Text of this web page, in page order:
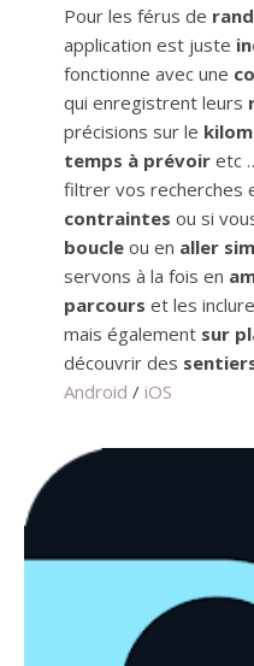
Pour les férus de
application est juste
fonctionne avec une
qui enregistrent leurs
précisions sur le
temps à prévoiretc
filtrer vos recherches
contraintes ou si
boucle ou en aller
servons à la fois en
parcours et les
mais également sur
découvrir des
Android / iOS